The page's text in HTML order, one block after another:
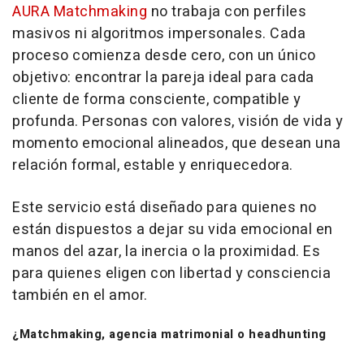
AURA Matchmaking no trabaja con perfiles
masivos ni algoritmos impersonales. Cada
proceso comienza desde cero, con un único
objetivo: encontrar la pareja ideal para cada
cliente de forma consciente, compatible y
profunda. Personas con valores, visión de vida y
momento emocional alineados, que desean una
relación formal, estable y enriquecedora.
Este servicio está diseñado para quienes no
están dispuestos a dejar su vida emocional en
manos del azar, la inercia o la proximidad. Es
para quienes eligen con libertad y consciencia
también en el amor.
¿Matchmaking, agencia matrimonial o headhunting